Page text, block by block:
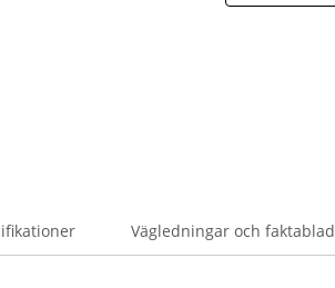
Vägledningar och faktablad